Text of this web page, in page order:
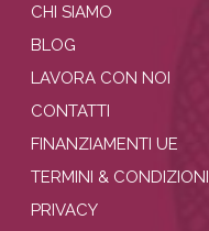
CHI SIAMO
BLOG
LAVORA CON NOI
CONTATTI
FINANZIAMENTI UE
TERMINI & CONDIZIONI
PRIVACY